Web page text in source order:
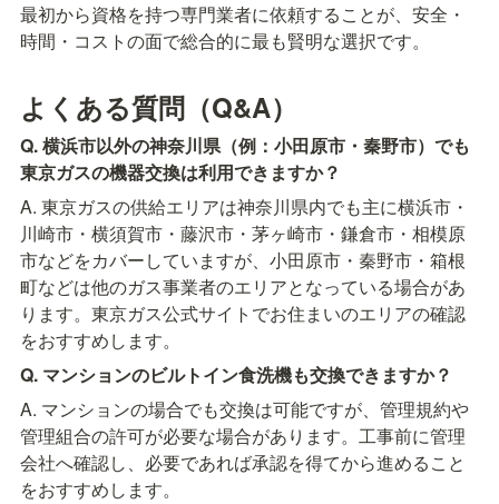
最初から資格を持つ専門業者に依頼することが、安全・
時間・コストの面で総合的に最も賢明な選択です。
よくある質問（Q&A）
Q. 横浜市以外の神奈川県（例：小田原市・秦野市）でも
東京ガスの機器交換は利用できますか？
A. 東京ガスの供給エリアは神奈川県内でも主に横浜市・
川崎市・横須賀市・藤沢市・茅ヶ崎市・鎌倉市・相模原
市などをカバーしていますが、小田原市・秦野市・箱根
町などは他のガス事業者のエリアとなっている場合があ
ります。東京ガス公式サイトでお住まいのエリアの確認
をおすすめします。
Q. マンションのビルトイン食洗機も交換できますか？
A. マンションの場合でも交換は可能ですが、管理規約や
管理組合の許可が必要な場合があります。工事前に管理
会社へ確認し、必要であれば承認を得てから進めること
をおすすめします。